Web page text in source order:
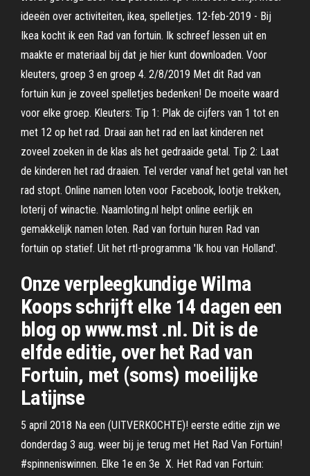
ideeën over activiteiten, ikea, spelletjes. 12-feb-2019 - Bij
Ikea kocht ik een Rad van fortuin. Ik schreef lessen uit en
maakte er materiaal bij dat je hier kunt downloaden. Voor
kleuters, groep 3 en groep 4. 2/8/2019 Met dit Rad van
fortuin kun je zoveel spelletjes bedenken! De moeite waard
voor elke groep. Kleuters: Tip 1: Plak de cijfers van 1 tot en
met 12 op het rad. Draai aan het rad en laat kinderen net
zoveel zoeken in de klas als het gedraaide getal. Tip 2: Laat
de kinderen het rad draaien. Tel verder vanaf het getal van het
rad stopt. Online namen loten voor Facebook, lootje trekken,
loterij of winactie. Naamloting.nl helpt online eerlijk en
gemakkelijk namen loten. Rad van fortuin huren Rad van
fortuin op statief. Uit het rtl-programma 'Ik hou van Holland'.
Onze verpleegkundige Wilma
Koops schrijft elke 14 dagen een
blog op www.mst .nl. Dit is de
elfde editie, over het Rad van
Fortuin, met (soms) moeilijke
Latijnse
5 april 2018 Na een (UITVERKOCHTE)! eerste editie zijn we
donderdag 3 aug. weer bij je terug met Het Rad Van Fortuin!
#spinneniswinnen. Elke 1e en 3e X. Het Rad van Fortuin: